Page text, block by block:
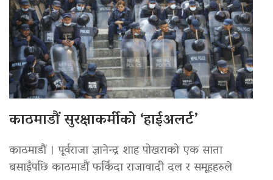
काठमाडौं सुरक्षाकर्मीको ‘हाईअलर्ट’
काठमाडौं । पूर्वराजा ज्ञानेन्द्र शाह पोखराको एक साता
बसाइँपछि काठमाडौं फर्किंदा राजावादी दल र समूहहरुले